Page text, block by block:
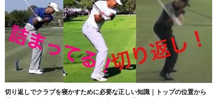
切り返しでクラブを寝かすために必要な正しい知識｜トップの位置から